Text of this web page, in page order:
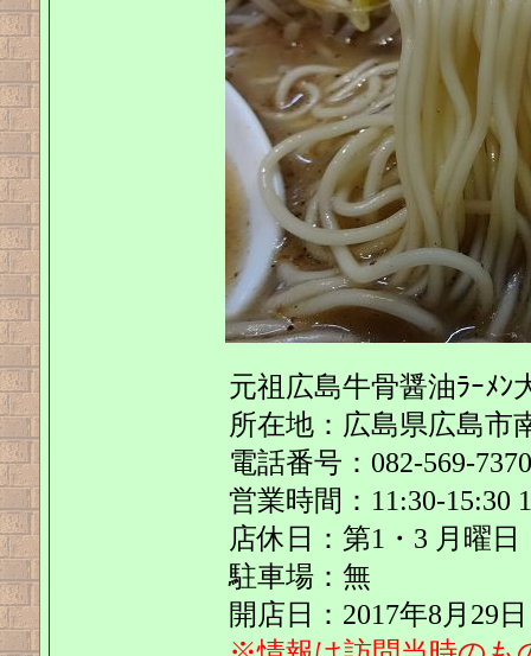
元祖広島牛骨醤油ﾗｰﾒﾝ
所在地：広島県広島市
電話番号：082-569-7370
営業時間：11:30-15:30
店休日：第1・3 月曜日
駐車場：無
開店日：2017年8月29日